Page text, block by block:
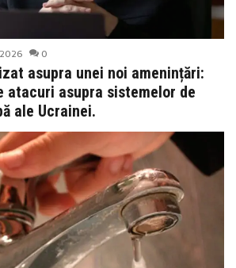
0
asupra unei noi amenințări:
atacuri asupra sistemelor de
ale Ucrainei.